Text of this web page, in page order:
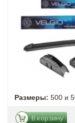
Размеры: 500 и
В корзину